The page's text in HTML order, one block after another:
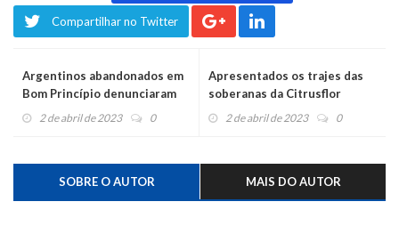
Compartilhar no Twitter
Argentinos abandonados em
Bom Princípio denunciaram
trabalho análogo a
2 de abril de 2023 0
Apresentados os trajes das
soberanas da Citrusflor
2 de abril de 2023 0
SOBRE O AUTOR MAIS DO AUTOR